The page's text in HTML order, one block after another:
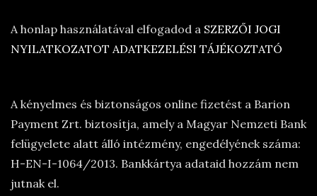
A honlap használatával elfogadod a SZERZŐI JOGI
NYILATKOZATOT ADATKEZELÉSI TÁJÉKOZTATÓ
A kényelmes és biztonságos online fizetést a Barion
Payment Zrt. biztosítja, amely a Magyar Nemzeti Bank
felügyelete alatt álló intézmény, engedélyének száma:
H-EN-I-1064/2013. Bankkártya adataid hozzám nem
jutnak el.